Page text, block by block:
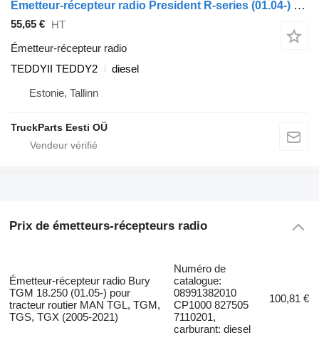
Émetteur-récepteur radio President R-series (01.04-) TEDDYII TEDDY2 pour tracteur routier Scania P,G,R,T-series (2004-2017)
55,65 € HT
Émetteur-récepteur radio
TEDDYII TEDDY2
diesel
Estonie, Tallinn
TruckParts Eesti OÜ
Prix de émetteurs-récepteurs radio
Émetteur-récepteur radio Bury
TGM 18.250 (01.05-) pour
tracteur routier MAN TGL, TGM,
TGS, TGX (2005-2021)
Numéro de
catalogue:
08991382010
CP1000 827505
7110201,
carburant: diesel
100,81 €